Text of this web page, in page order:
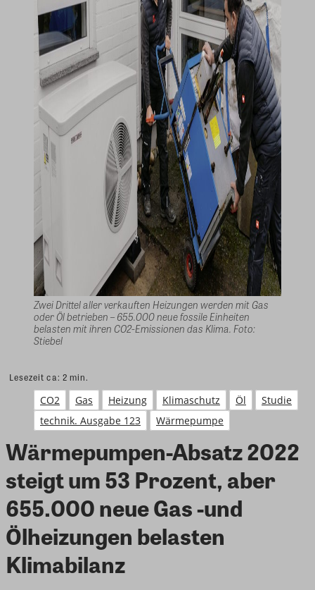
Zwei Drittel aller verkauften Heizungen werden mit Gas
oder Öl betrieben – 655.000 neue fossile Einheiten
belasten mit ihren CO2-Emissionen das Klima. Foto:
Stiebel
Lesezeit ca: 2 min.
CO2 Gas Heizung Klimaschutz Öl
Studie
technik. Ausgabe 123
Wärmepumpe
Wärmepumpen-Absatz 2022
steigt um 53 Prozent, aber
655.000 neue Gas -und
Ölheizungen belasten
Klimabilanz